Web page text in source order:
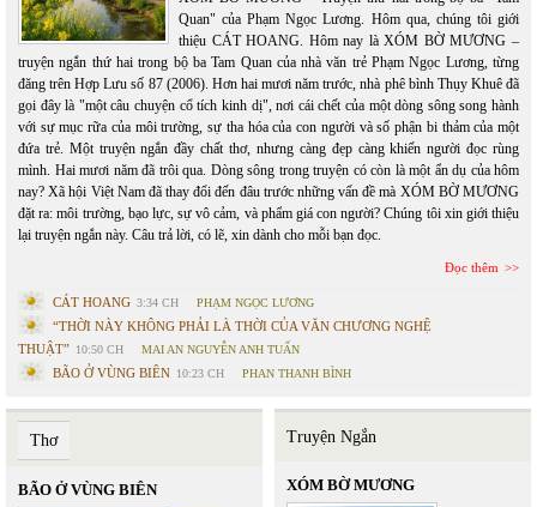
Quan" của Phạm Ngọc Lương. Hôm qua, chúng tôi giới
thiệu CÁT HOANG. Hôm nay là XÓM BỜ MƯƠNG –
truyện ngắn thứ hai trong bộ ba Tam Quan của nhà văn trẻ Phạm Ngọc Lương, từng
đăng trên Hợp Lưu số 87 (2006). Hơn hai mươi năm trước, nhà phê bình Thụy Khuê đã
gọi đây là "một câu chuyện cổ tích kinh dị", nơi cái chết của một dòng sông song hành
với sự mục rữa của môi trường, sự tha hóa của con người và số phận bi thảm của một
đứa trẻ. Một truyện ngắn đầy chất thơ, nhưng càng đẹp càng khiến người đọc rùng
mình. Hai mươi năm đã trôi qua. Dòng sông trong truyện có còn là một ẩn dụ của hôm
nay? Xã hội Việt Nam đã thay đổi đến đâu trước những vấn đề mà XÓM BỜ MƯƠNG
đặt ra: môi trường, bạo lực, sự vô cảm, và phẩm giá con người? Chúng tôi xin giới thiệu
lại truyện ngắn này. Câu trả lời, có lẽ, xin dành cho mỗi bạn đọc.
Đọc thêm
CÁT HOANG 3:34 CH PHẠM NGỌC LƯƠNG
“THỜI NÀY KHÔNG PHẢI LÀ THỜI CỦA VĂN CHƯƠNG NGHỆ
THUẬT” 10:50 CH MAI AN NGUYỄN ANH TUẤN
BÃO Ở VÙNG BIÊN 10:23 CH PHAN THANH BÌNH
Thơ
BÃO Ở VÙNG BIÊN
Truyện Ngắn
XÓM BỜ MƯƠNG